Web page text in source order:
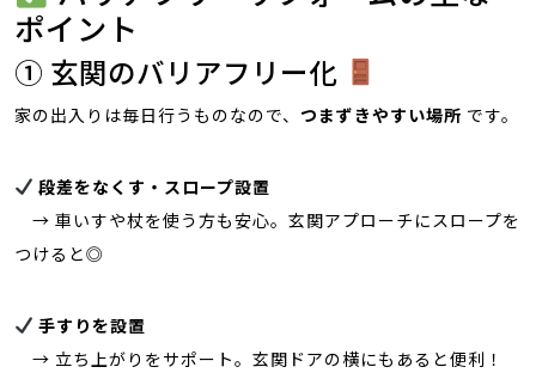
ポイント
① 玄関のバリアフリー化
家の出入りは毎日行うものなので、 つまずきやすい場所 です。
段差をなくす・スロープ設置
→ 車いすや杖を使う方も安心。玄関アプローチにスロープを
つけると◎
手すりを設置
→ 立ち上がりをサポート。玄関ドアの横にもあると便利！